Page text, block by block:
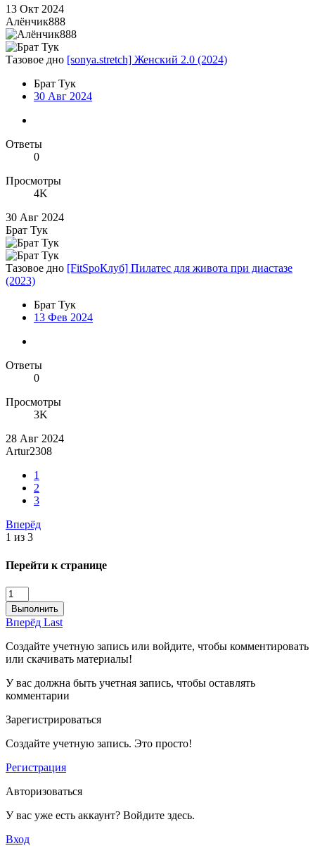
13 Окт 2024
Алёнчик888
Тазовое дно [sonya.stretch] Женский 2.0 (2024)
Брат Тук
30 Авг 2024
Ответы
0
Просмотры
4K
30 Авг 2024
Брат Тук
Тазовое дно [FitSpoКлуб] Пилатес для живота при диастазе
(2023)
Брат Тук
13 Фев 2024
Ответы
0
Просмотры
3K
28 Авг 2024
Artur2308
1
2
3
Вперёд
1 из 3
Перейти к странице
Выполнить
Вперёд Last
Создайте учетную запись или войдите, чтобы комментировать
или скачивать материалы!
У вас должна быть учетная запись, чтобы оставлять
комментарии
Зарегистрироваться
Создайте учетную запись. Это просто!
Регистрация
Авторизоваться
У вас уже есть аккаунт? Войдите здесь.
Вход